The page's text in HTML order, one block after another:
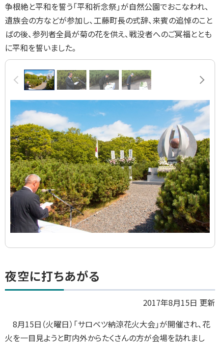
争根絶と平和を誓う「平和祈念祭」が自然公園でおこなわれ、
遺族会の方などが参加し、工藤町長の式辞、来賓の追悼のこと
ばの後、参列者全員が菊の花を供え、戦没者へのご冥福ととも
に平和を誓いました。
画
ラ
イ
ド
集
前へ 次へ
ト
ッ
る
夜空に打ちあがる
2017年8月15日 更新
8月15日（火曜日）「サロベツ納涼花火大会」が開催され、花
火を一目見ようと町内外からたくさんの方が会場を訪れまし